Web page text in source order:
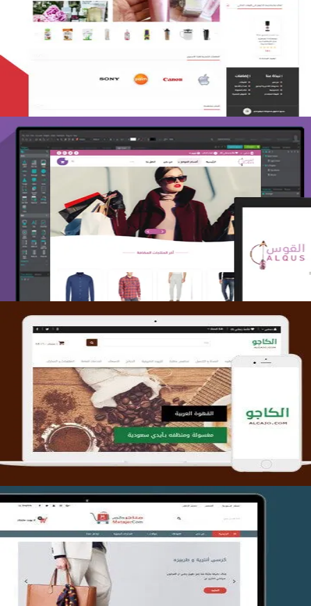
تصميم متجر لمار
التفاصيل
تصميم متجر القوس
التفاصيل
تصميم متجر الكاجو
التفاصيل
تصميم متجر متاجركم